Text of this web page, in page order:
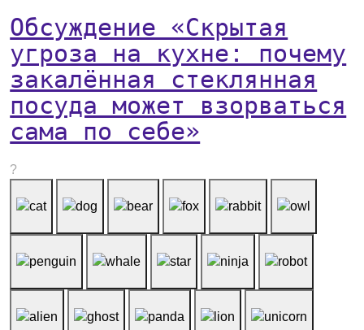
Обсуждение «Скрытая
угроза на кухне: почему
закалённая стеклянная
посуда может взорваться
сама по себе»
?